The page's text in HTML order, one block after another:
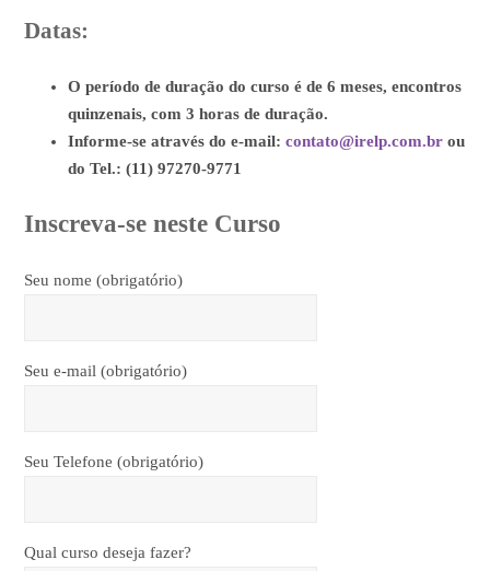
Datas:
O período de duração do curso é de 6 meses, encontros
quinzenais, com 3 horas de duração.
Informe-se através do e-mail: contato@irelp.com.br ou
do Tel.: (11) 97270-9771
Inscreva-se neste Curso
Seu nome (obrigatório)
Seu e-mail (obrigatório)
Seu Telefone (obrigatório)
Qual curso deseja fazer?